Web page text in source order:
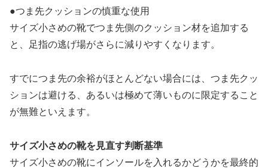
●つま先クッションの慎重な使用
サイズ小さめの靴でつま先側のクッション材を追加する
と、足指の逃げ場がさらに減りやすくなります。
すでにつま先の余裕がほとんどない場合には、つま先クッ
ションは避ける、あるいは極めて薄いものに限定すること
が無難といえます。
サイズ小さめの靴を見直す判断基準
サイズ小さめの靴にインソールを入れるかどうかを最終的